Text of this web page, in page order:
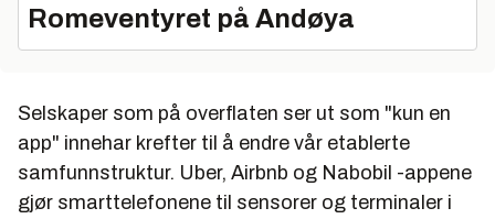
Romeventyret på Andøya
Selskaper som på overflaten ser ut som "kun en
app" innehar krefter til å endre vår etablerte
samfunnstruktur. Uber, Airbnb og Nabobil -appene
gjør smarttelefonene til sensorer og terminaler i